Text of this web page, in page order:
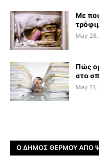
Με
May
Πώς
στο
May 11,
Ο ΔΉΜΟΣ ΘΈΡΜΟΥ ΑΠΌ